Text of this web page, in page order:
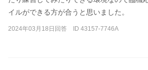
イルができる方が合うと思いました。
2024年03月18日回答 ID 43157-7746A